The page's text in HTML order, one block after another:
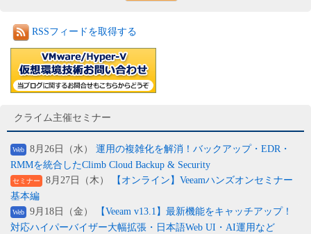
RSSフィードを取得する
クライム主催セミナー
Web 8月26日（水） 運用の複雑化を解消！バックアップ・EDR・
RMMを統合したClimb Cloud Backup & Security
セミナー 8月27日（木）
【オンライン】Veeamハンズオンセミナー
基本編
Web 9月18日（金）
【Veeam v13.1】最新機能をキャッチアップ！
対応ハイパーバイザー大幅拡張・日本語Web UI・AI運用など